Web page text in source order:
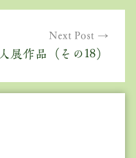
Next Post
展作品（その18）